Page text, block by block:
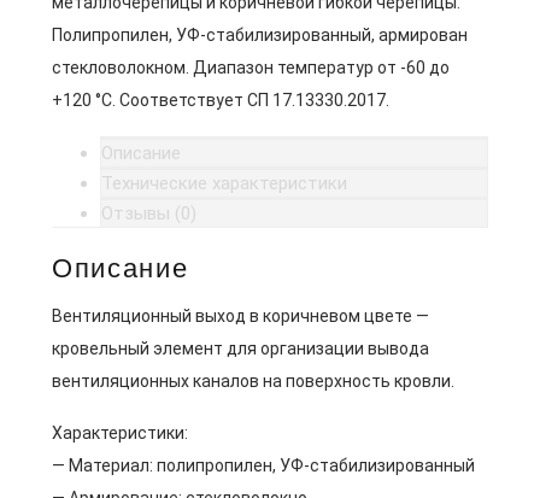
Полипропилен, УФ-стабилизированный, армирован
стекловолокном. Диапазон температур от -60 до
+120 °C. Соответствует СП 17.13330.2017.
Описание
Технические характеристики
Отзывы (0)
Описание
Вентиляционный выход в коричневом цвете —
кровельный элемент для организации вывода
вентиляционных каналов на поверхность кровли.
Характеристики:
— Материал: полипропилен, УФ-стабилизированный